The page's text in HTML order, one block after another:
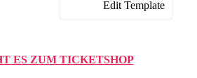
Edit Template
ES ZUM TICKETSHOP